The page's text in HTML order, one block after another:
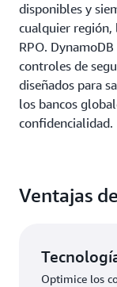
disponibles y
cualquier región,
RPO.
controles de
diseñados para
los bancos
confidencialidad.
Ventajas
Optimice los